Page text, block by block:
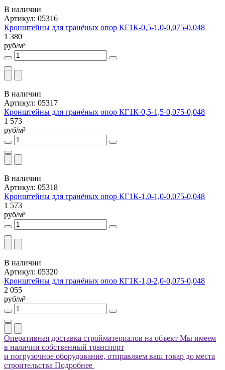
В наличии
Артикул: 05316
Кронштейны для гранёных опор КГ1К-0,5-1,0-0,075-0,048
1 380
руб/м³
В наличии
Артикул: 05317
Кронштейны для гранёных опор КГ1К-0,5-1,5-0,075-0,048
1 573
руб/м³
В наличии
Артикул: 05318
Кронштейны для гранёных опор КГ1К-1,0-1,0-0,075-0,048
1 573
руб/м³
В наличии
Артикул: 05320
Кронштейны для гранёных опор КГ1К-1,0-2,0-0,075-0,048
2 055
руб/м³
Оперативная доставка стройматериалов на объект Мы имеем
в наличии собственный транспорт
и погрузочное оборудование, отправляем ваш товар до места
строительства Подробнее